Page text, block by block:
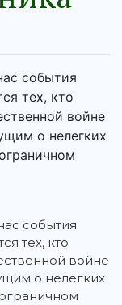
события
тех, кто
войне
о нелегких
события
тех, кто
войне
о нелегких